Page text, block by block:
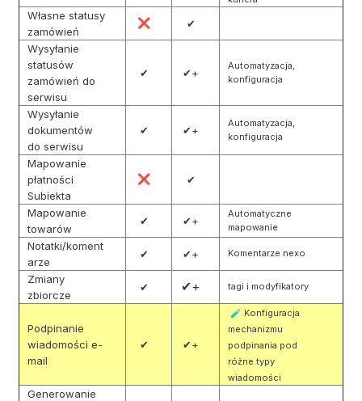
Własne statusy
zamówień
❌
✔
Wysyłanie
statusów
zamówień do
serwisu
✔ ✔+
Automatyzacja,
konfiguracja
Wysyłanie
dokumentów
do serwisu
✔ ✔+
Automatyzacja,
konfiguracja
Mapowanie
płatności
Subiekta
❌ ✔
Mapowanie
towarów
✔ ✔+
Automatyczne
mapowanie
Notatki/koment
arze
✔ ✔+ Komentarze nexo
Zmiany
zbiorcze
✔ ✔+ tagi i modyfikatory
Podpinanie
wiadomości e-
mail
✔ ✔+
🧪 Konfiguracja
mechanizmu
podpinania pod
różne typy
wiadomości
Generowanie